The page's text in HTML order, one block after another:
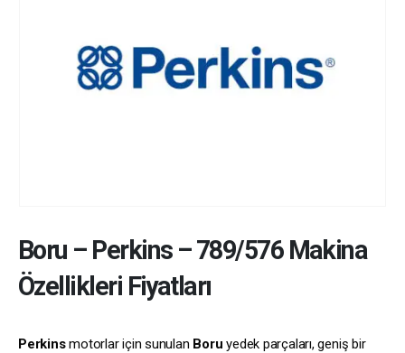
Boru – Perkins–789/576Makina
Özellikleri Fiyatları
Perkinsmotorlar için sunulan Boru yedek parçaları, geniş bir